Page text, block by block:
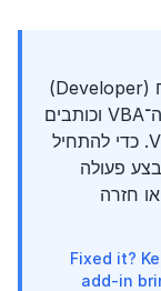
VBA בוורד מופעל דרך הכרטיסייה מפתח (Developer)
ואז Visual Basic, שם פותחים את עורך ה־VBA וכותבים
מאקרו ב־Visual Basic for Applications. כדי להתחיל
פעולה
חזרה
Fixed it?
add-in